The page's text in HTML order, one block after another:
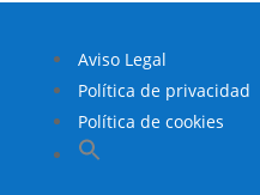
Aviso Legal
Política de privacidad
Política de cookies
Buscar: